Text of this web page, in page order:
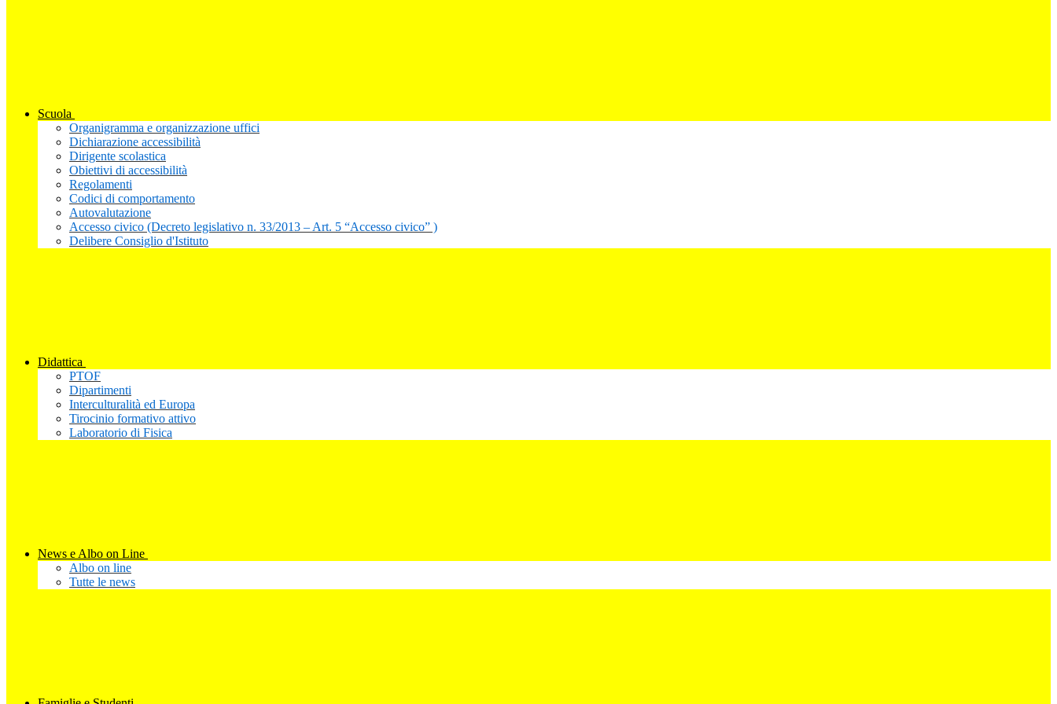
Scuola
Organigramma e organizzazione uffici
Dichiarazione accessibilità
Dirigente scolastica
Obiettivi di accessibilità
Regolamenti
Codici di comportamento
Autovalutazione
Accesso civico (Decreto legislativo n. 33/2013 – Art. 5 “Accesso civico” )
Delibere Consiglio d'Istituto
Didattica
PTOF
Dipartimenti
Interculturalità ed Europa
Tirocinio formativo attivo
Laboratorio di Fisica
News e Albo on Line
Albo on line
Tutte le news